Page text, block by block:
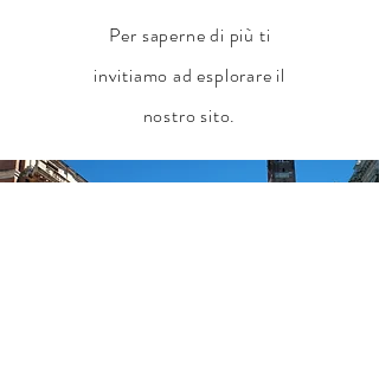
Per saperne di più ti
invitiamo ad esplorare il
nostro sito.